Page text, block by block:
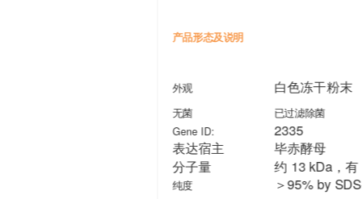
产品形态及说明
外观 白色冻干粉末
无菌
已过滤除菌
Gene ID:
2335
表达宿主
毕赤酵母
分子量
约 13
纯度
＞95% by